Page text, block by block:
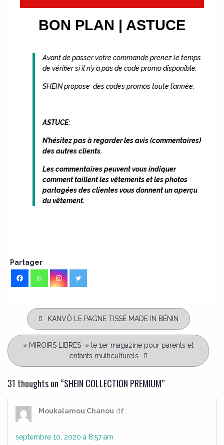
BON PLAN | ASTUCE
Avant de passer votre commande prenez le temps
de vérifier si il n’y a pas de code promo disponible.
SHEIN propose des codes promos toute l’année.
ASTUCE:
N’hésitez pas à regarder les avis (commentaires)
des autres clients.
Les commentaires peuvent vous indiquer
comment taillent les vêtements et les photos
partagées des clientes vous donnent un aperçu
du vêtement.
Partager
KANVÔ LE PAGNE TISSÉ MADE IN BÉNIN
« MIROIRS LIBRES » le 1er magazine pour parents et
enfants multiculturels
31 thoughts on “SHEIN COLLECTION PREMIUM”
Moukalamou Chanou dit :
septembre 10, 2020 à 8:57 am